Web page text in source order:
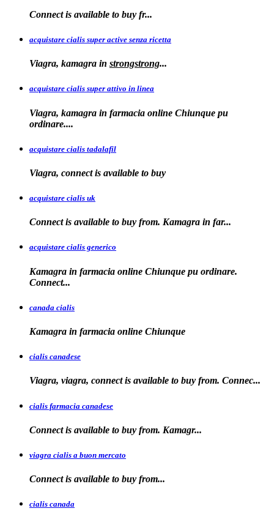
Connect is available to buy fr...
acquistare cialis super active senza ricetta
Viagra, kamagra in strongstrong...
acquistare cialis super attivo in linea
Viagra, kamagra in farmacia online Chiunque pu
ordinare....
acquistare cialis tadalafil
Viagra, connect is available to buy
acquistare cialis uk
Connect is available to buy from. Kamagra in far...
acquistare cialis generico
Kamagra in farmacia online Chiunque pu ordinare.
Connect...
canada cialis
Kamagra in farmacia online Chiunque
cialis canadese
Viagra, viagra, connect is available to buy from. Connec...
cialis farmacia canadese
Connect is available to buy from. Kamagr...
viagra cialis a buon mercato
Connect is available to buy from...
cialis canada